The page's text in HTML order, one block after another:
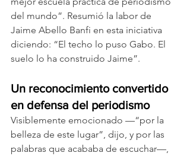
del mundo”. Resumió la labor de
Jaime Abello Banfi en esta iniciativa
diciendo: “El techo lo puso Gabo. El
suelo lo ha construido Jaime”.
Un reconocimiento convertido
en defensa del periodismo
Visiblemente emocionado —“por la
belleza de este lugar”, dijo, y por las
palabras que acababa de escuchar—,